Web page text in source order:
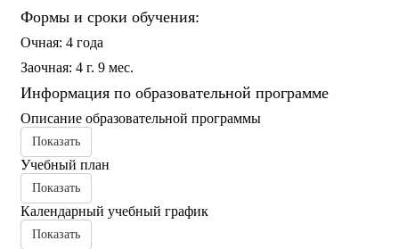
Формы и сроки обучения:
Очная: 4 года
Заочная: 4 г. 9 мес.
Информация по образовательной программе
Описание образовательной программы
Показать
Учебный план
Показать
Календарный учебный график
Показать